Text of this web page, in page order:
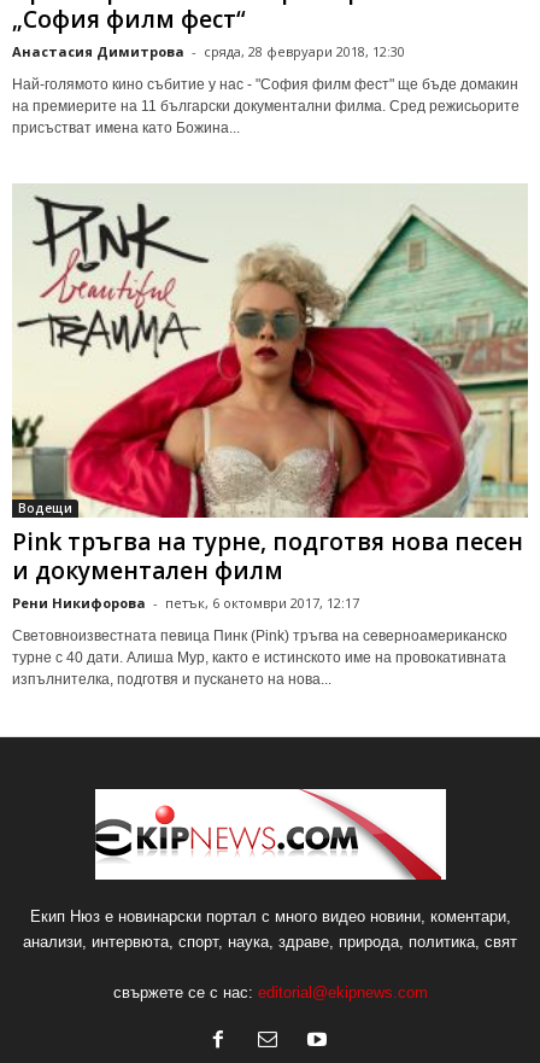
„София филм фест“
Анастасия Димитрова - сряда, 28 февруари 2018, 12:30
Най-голямото кино събитие у нас - "София филм фест" ще бъде домакин
на премиерите на 11 български документални филма. Сред режисьорите
присъстват имена като Божина...
Водещи
Pink тръгва на турне, подготвя нова песен
и документален филм
Рени Никифорова - петък, 6 октомври 2017, 12:17
Световноизвестната певица Пинк (Pink) тръгва на северноамериканско
турне с 40 дати. Алиша Мур, както е истинското име на провокативната
изпълнителка, подготвя и пускането на нова...
Екип Нюз е новинарски портал с много видео новини, коментари,
анализи, интервюта, спорт, наука, здраве, природа, политика, свят
свържете се с нас: editorial@ekipnews.com